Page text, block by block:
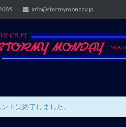
info@stormymonday.jp
トは終了しました。